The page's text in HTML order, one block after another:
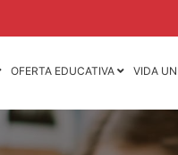
OFERTA EDUCATIVA
Licenciatura en
Contaduría Pública y
Finanzas
VIDA